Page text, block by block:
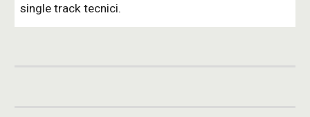
single track tecnici.